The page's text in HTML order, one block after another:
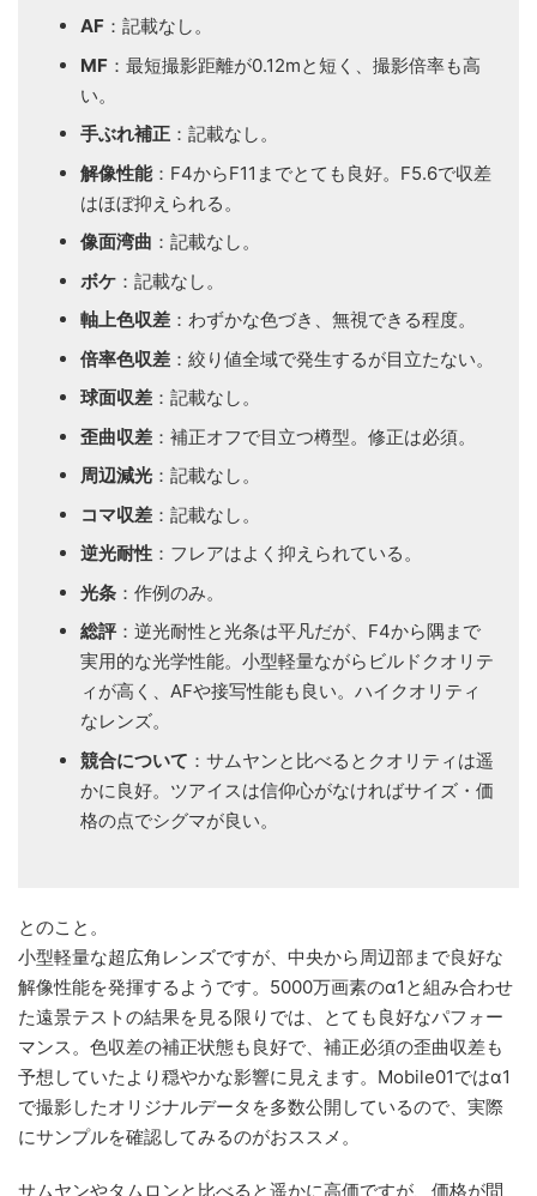
AF ：記載なし。
MF ：最短撮影距離が0.12mと短く、撮影倍率も高
い。
手ぶれ補正 ：記載なし。
解像性能：F4からF11までとても良好。F5.6で収差
はほぼ抑えられる。
像面湾曲 ：記載なし。
ボケ ：記載なし。
軸上色収差 ：わずかな色づき、無視できる程度。
倍率色収差 ：絞り値全域で発生するが目立たない。
球面収差 ：記載なし。
歪曲収差 ：補正オフで目立つ樽型。修正は必須。
周辺減光 ：記載なし。
コマ収差 ：記載なし。
逆光耐性 ：フレアはよく抑えられている。
光条 ：作例のみ。
総評：逆光耐性と光条は平凡だが、F4から隅まで
実用的な光学性能。小型軽量ながらビルドクオリテ
ィが高く、AFや接写性能も良い。ハイクオリティ
なレンズ。
競合について ：サムヤンと比べるとクオリティは遥
かに良好。ツアイスは信仰心がなければサイズ・価
格の点でシグマが良い。
とのこと。
小型軽量な超広角レンズですが、中央から周辺部まで良好な
解像性能を発揮するようです。5000万画素のα1と組み合わせ
た遠景テストの結果を見る限りでは、とても良好なパフォー
マンス。色収差の補正状態も良好で、補正必須の歪曲収差も
予想していたより穏やかな影響に見えます。Mobile01ではα1
で撮影したオリジナルデータを多数公開しているので、実際
にサンプルを確認してみるのがおススメ。
サムヤンやタムロンと比べると遥かに高価ですが、価格が問